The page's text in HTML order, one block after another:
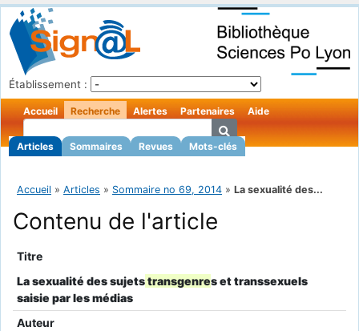
Établissement :
Accueil Recherche
Articles Sommaires Revues Mots-clés
Alertes Partenaires Aide
Accueil » Articles » Sommaire no 69, 2014 » La sexualité des...
Contenu de l'article
Titre
La sexualité des sujetstransgenres et transsexuels
saisie par les médias
Auteur